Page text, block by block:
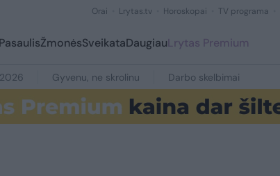
Orai Lrytas.tv Horoskopai TV programa
PasaulisŽmonėsSveikataDaugiauLrytas Premium
Gyvenu, ne skrolinu Darbo skelbimai